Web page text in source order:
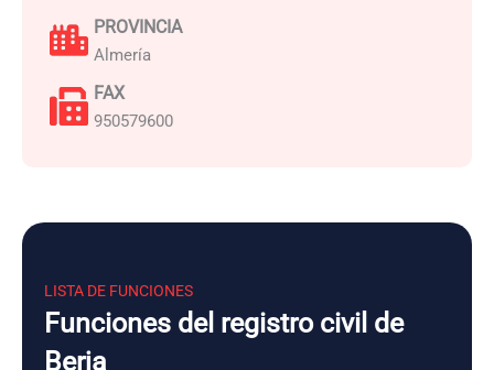
PROVINCIA
Almería
FAX
950579600
LISTA DE FUNCIONES
Funciones del registro civil de
Berja